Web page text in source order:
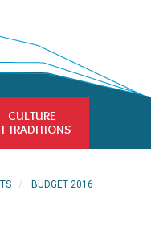
CULTURE
TRADITIONS
BUDGET 2016